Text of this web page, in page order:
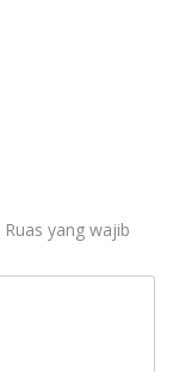
Ruas yang wajib